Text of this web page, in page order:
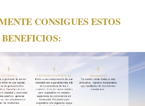
CONSIGUES ESTOS
BENEFICIOS: